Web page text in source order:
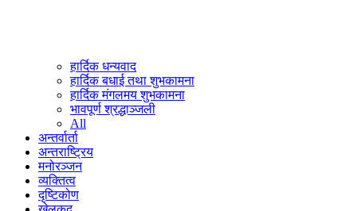
हार्दिक धन्यवाद
हार्दिक बधाई तथा शुभकामना
हार्दिक मंगलमय शुभकामना
भावपूर्ण श्रद्धाञ्जली
All
अन्तर्वार्ता
अन्तराष्ट्रिय
मनोरञ्जन
व्यक्तित्व
दृष्टिकोण